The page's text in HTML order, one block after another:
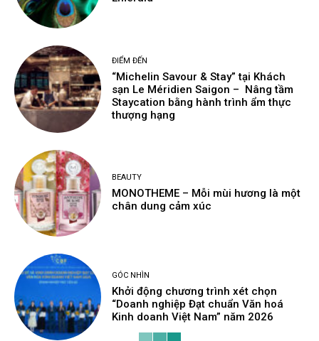
ĐIỂM ĐẾN
“Michelin Savour & Stay” tại Khách
sạn Le Méridien Saigon – Nâng tầm
Staycation bằng hành trình ẩm thực
thượng hạng
BEAUTY
MONOTHEME – Mỗi mùi hương là một
chân dung cảm xúc
GÓC NHÌN
Khởi động chương trình xét chọn
“Doanh nghiệp Đạt chuẩn Văn hoá
Kinh doanh Việt Nam” năm 2026